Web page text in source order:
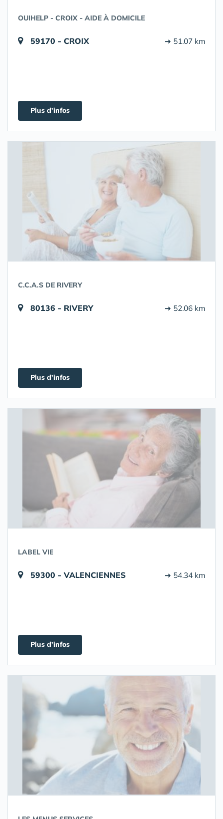
OUIHELP - CROIX - AIDE À DOMICILE
59170 - CROIX ➔ 51.07 km
Plus d'infos
C.C.A.S DE RIVERY
80136 - RIVERY ➔ 52.06 km
Plus d'infos
LABEL VIE
59300 - VALENCIENNES ➔ 54.34 km
Plus d'infos